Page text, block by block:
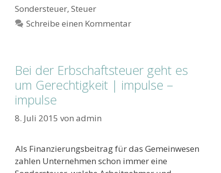
Sondersteuer, Steuer
Schreibe einen Kommentar
Bei der Erbschaftsteuer geht es
um Gerechtigkeit | impulse –
impulse
8. Juli 2015 von admin
Als Finanzierungsbeitrag für das Gemeinwesen
zahlen Unternehmen schon immer eine